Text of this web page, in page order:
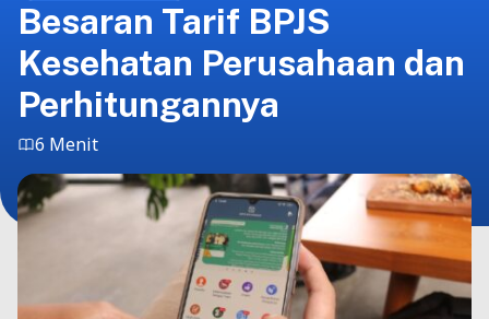
Besaran Tarif BPJS
Kesehatan Perusahaan dan
Perhitungannya
6 Menit